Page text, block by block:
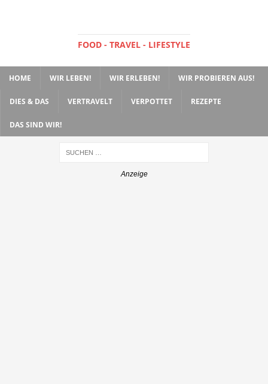
FOOD - TRAVEL - LIFESTYLE
HOME WIR LEBEN! WIR ERLEBEN! WIR PROBIEREN AUS!
DIES & DAS VERTRAVELT VERPOTTET REZEPTE
DAS SIND WIR!